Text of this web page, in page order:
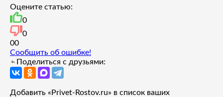
Оцените статью:
0
0
00
Сообщить об ошибке!
Поделиться с друзьями:
Добавить «Privet-Rostov.ru» в список ваших